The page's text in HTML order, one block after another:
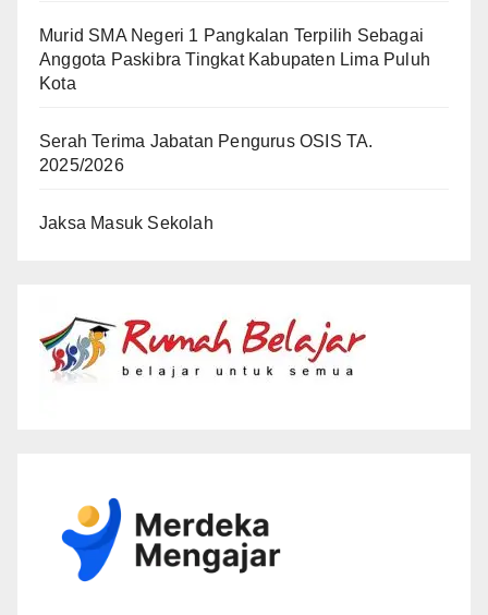
Murid SMA Negeri 1 Pangkalan Terpilih Sebagai
Anggota Paskibra Tingkat Kabupaten Lima Puluh
Kota
Serah Terima Jabatan Pengurus OSIS TA.
2025/2026
Jaksa Masuk Sekolah